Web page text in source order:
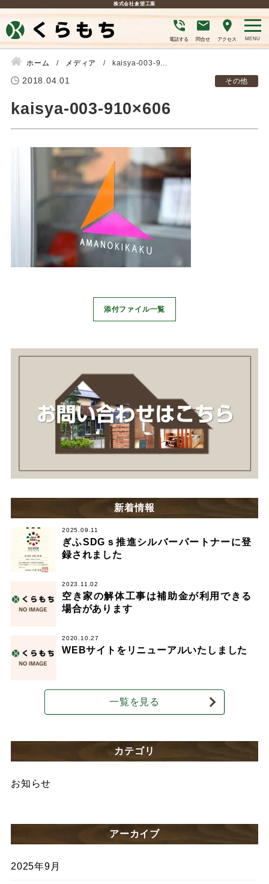
株式会社倉望工業
電話する 問合せ アクセス
ホーム メディア kaisya-003-9...
2018.04.01 その他
kaisya-003-910×606
添付ファイル一覧
新着情報
2025.09.11
ぎふSDGｓ推進シルバーパートナーに登
録されました
2023.11.02
空き家の解体工事は補助金が利用できる
場合があります
2020.10.27
WEBサイトをリニューアルいたしました
一覧を見る
カテゴリ
お知らせ
アーカイブ
2025年9月